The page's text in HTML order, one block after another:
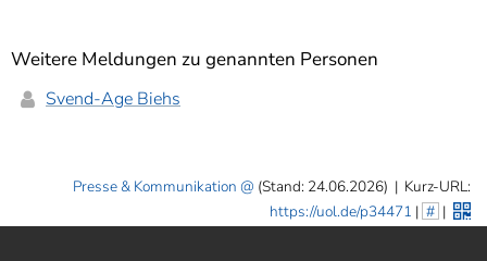
Weitere Meldungen zu genannten Personen
Svend-Age Biehs
Presse & Kommunikation (Stand: 24.06.2026) | Kurz-URL:
https://uol.de/p34471 | # |